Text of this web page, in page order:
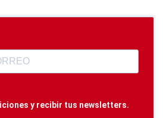
y recibir tus newsletters.